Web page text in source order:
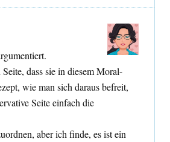
dass sie in diesem Moral-
wie man sich daraus befreit,
Seite einfach die
aber ich finde, es ist ein